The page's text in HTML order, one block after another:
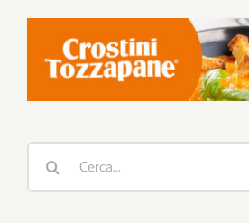
Cerca